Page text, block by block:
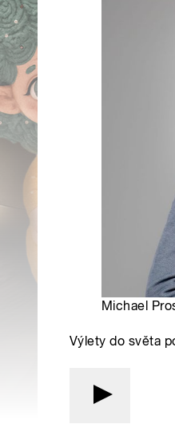
Michael
Výlety do světa